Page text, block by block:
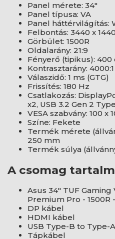
Panel mérete: 34"
Panel típusa: VA
Panel háttérvilágítás:
Felbontás: 3440 x 1440
Görbület: 1500R
Oldalarány: 21:9
Fényerő (tipikus): 400
Kontrasztarány: 4000:1
Válaszidő: 1 ms (GTG)
Frissítés: 180 Hz
Csatlakozás:
x2, USB 3.2 Gen 2
VESA szabvány: 100 x
Színe: Fekete
Termék mérete
250 mm
Termék súlya
A csomag
Asus 34" TUF Gaming
Premium Pro - 1500R
DP kábel
HDMI kábel
USB Type-B to Type-
Tápkábel